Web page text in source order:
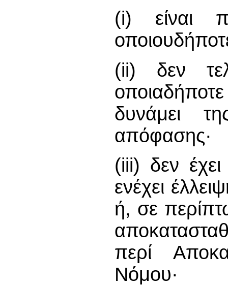
(i) είναι
(ii) δεν
δυνάμει
απόφασης·
(iii) δεν έχει
ενέχει
ή, σε
περί
Νόμου·